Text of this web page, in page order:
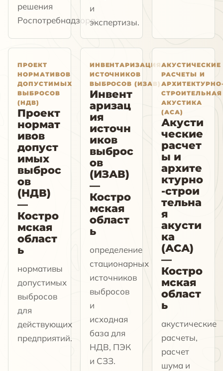
решения
Роспотребнадзора.
и
экспертизы.
ПРОЕКТ
НОРМАТИВОВ
ДОПУСТИМЫХ
ВЫБРОСОВ
(НДВ)
Проект
нормат
ивов
допуст
имых
выброс
ов
(НДВ)
—
Костро
мская
област
ь
нормативы
допустимых
выбросов
для
действующих
предприятий.
ИНВЕНТАРИЗАЦИЯ
ИСТОЧНИКОВ
ВЫБРОСОВ (ИЗАВ)
Инвент
аризац
ия
источн
иков
выброс
ов
(ИЗАВ)
—
Костро
мская
област
ь
определение
стационарных
источников
выбросов
и
исходная
база для
НДВ, ПЭК
и СЗЗ.
АКУСТИЧЕСКИЕ
РАСЧЕТЫ И
СТРОИТЕЛЬНАЯ
АКУСТИКА
(АСА)
Акусти
ческие
расчет
ы и
архите
ктурно
-строи
тельна
я
акусти
ка
(АСА)
—
Костро
мская
област
ь
акустические
расчеты,
расчет
шума и